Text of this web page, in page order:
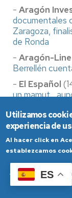
ES
- Aragón
documentales
Zaragoza,
de Ronda
- Aragón-Line
Berrellén
- El Español
un mamut...
-El Periódico
destaca la
investigación
-Anove Blog
-Diario del
almendro,
Utilizamos
experiencia de
Al hacer click en
establezcamos
Aceptar